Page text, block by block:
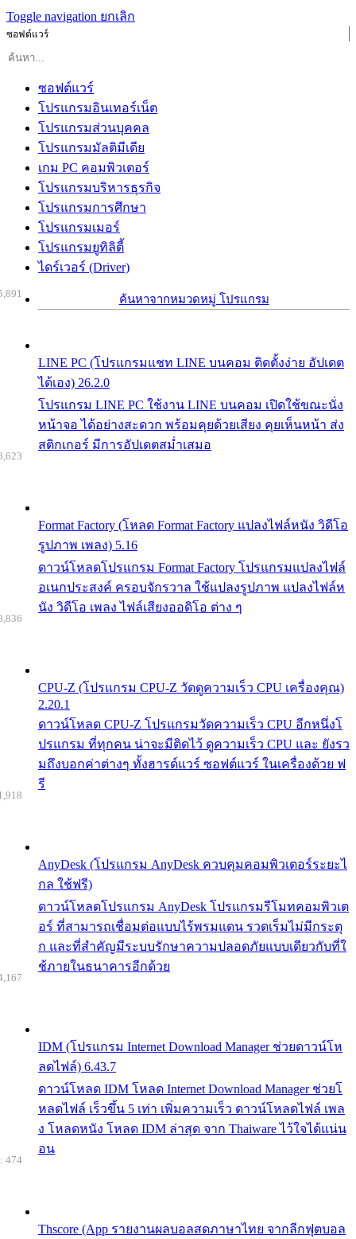
Toggle navigation ยกเลิก
ซอฟต์แวร์
ซอฟต์แวร์
โปรแกรมอินเทอร์เน็ต
โปรแกรมส่วนบุคคล
โปรแกรมมัลติมีเดีย
เกม PC คอมพิวเตอร์
โปรแกรมบริหารธุรกิจ
โปรแกรมการศึกษา
โปรแกรมเมอร์
โปรแกรมยูทิลิตี้
ไดร์เวอร์ (Driver)
ค้นหาจากหมวดหมู่ โปรแกรม
LINE PC (โปรแกรมแชท LINE บนคอม ติดตั้งง่าย อัปเดต
ได้เอง) 26.2.0
โปรแกรม LINE PC ใช้งาน LINE บนคอม เปิดใช้ขณะนั่ง
หน้าจอ ได้อย่างสะดวก พร้อมคุยด้วยเสียง คุยเห็นหน้า ส่ง
สติกเกอร์ มีการอัปเดตสม่ำเสมอ
Format Factory (โหลด Format Factory แปลงไฟล์หนัง วิดีโอ
รูปภาพ เพลง) 5.16
ดาวน์โหลดโปรแกรม Format Factory โปรแกรมแปลงไฟล์
อเนกประสงค์ ครอบจักรวาล ใช้แปลงรูปภาพ แปลงไฟล์ห
นัง วิดีโอ เพลง ไฟล์เสียงออดิโอ ต่าง ๆ
CPU-Z (โปรแกรม CPU-Z วัดดูความเร็ว CPU เครื่องคุณ)
2.20.1
ดาวน์โหลด CPU-Z โปรแกรมวัดความเร็ว CPU อีกหนึ่งโ
ปรแกรม ที่ทุกคน น่าจะมีติดไว้ ดูความเร็ว CPU และ ยังรว
มถึงบอกค่าต่างๆ ทั้งฮารด์แวร์ ซอฟต์แวร์ ในเครื่องด้วย ฟ
รี
AnyDesk (โปรแกรม AnyDesk ควบคุมคอมพิวเตอร์ระยะไ
กล ใช้ฟรี)
ดาวน์โหลดโปรแกรม AnyDesk โปรแกรมรีโมทคอมพิวเต
อร์ ที่สามารถเชื่อมต่อแบบไร้พรมแดน รวดเร็มไม่มีกระตุ
ก และที่สำคัญมีระบบรักษาความปลอดภัยแบบเดียวกับที่ใ
ช้ภายในธนาคารอีกด้วย
IDM (โปรแกรม Internet Download Manager ช่วยดาวน์โห
ลดไฟล์) 6.43.7
ดาวน์โหลด IDM โหลด Internet Download Manager ช่วยโ
หลดไฟล์ เร็วขึ้น 5 เท่า เพิ่มความเร็ว ดาวน์โหลดไฟล์ เพล
ง โหลดหนัง โหลด IDM ล่าสุด จาก Thaiware ไว้ใจได้แน่น
อน
Thscore (App รายงานผลบอลสดภาษาไทย จากลีกฟุตบอล
474